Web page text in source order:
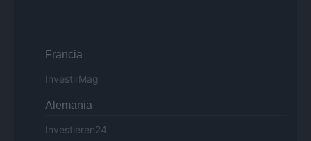
Francia
InvestirMag
Alemania
Investieren24